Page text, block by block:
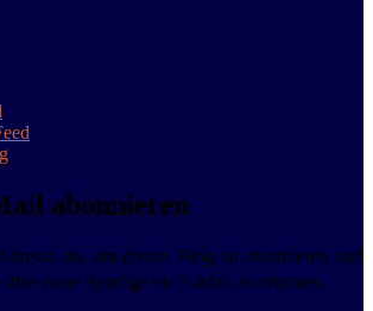
abonnieren
an, um diesen Blog zu abonnieren und
neue Beiträge via E-Mail zu erhalten.